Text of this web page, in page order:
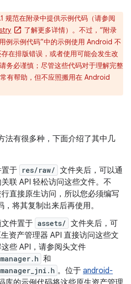
规范在附录中提供示例代码（请参阅
了解更多详情）。不过，“附录
例示例代码”中的示例使用 Android 不
在排版错误，或者使用可能会发生改
务必谨慎；尽管这些代码对于理解完整
有帮助，但不应照搬用在 Android
法有很多种，下面介绍了其中几
于 res/raw/ 文件夹后，可以通
关联 API 轻松访问这些文件。不
直接原生访问，所以您必须编写
将其复制出来后再使用。
文件置于 assets/ 文件夹后，可
资产管理器 API 直接访问这些文
些 API，请参阅头文件
和
。位于 android-